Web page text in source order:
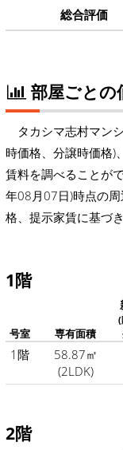
総合評価
部屋ごとの
タカシマ志村マン
時価格、分譲時価格)
賃料を調べることが
年08月07日)時点の
格、提示家賃に基づ
1階
号室 専有面積
(
1階
58.87㎡
(2LDK)
2階